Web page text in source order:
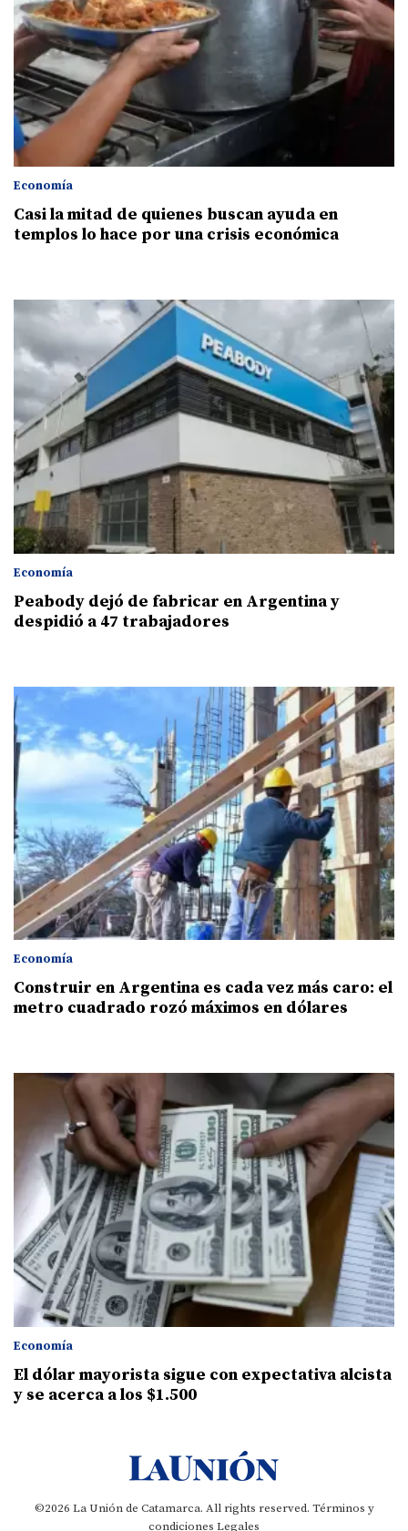
Economía
Casi la mitad de quienes buscan ayuda en
templos lo hace por una crisis económica
Economía
Peabody dejó de fabricar en Argentina y
despidió a 47 trabajadores
Economía
Construir en Argentina es cada vez más caro: el
metro cuadrado rozó máximos en dólares
Economía
El dólar mayorista sigue con expectativa alcista
y se acerca a los $1.500
©2026 La Unión de Catamarca. All rights reserved. Términos y
condiciones Legales